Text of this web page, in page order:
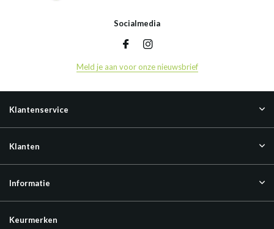
Socialmedia
Meld je aan voor onze nieuwsbrief
Klantenservice
Klanten
Informatie
Keurmerken